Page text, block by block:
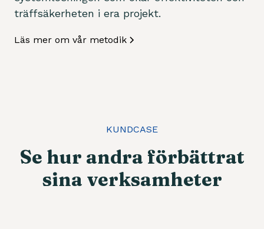
träffsäkerheten i era projekt.
Läs mer om vår metodik
KUNDCASE
Se hur andra förbättrat
sina verksamheter